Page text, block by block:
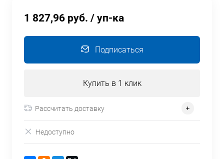
1 827,96 руб. / уп-ка
Подписаться
Купить в 1 клик
Рассчитать доставку
Недоступно